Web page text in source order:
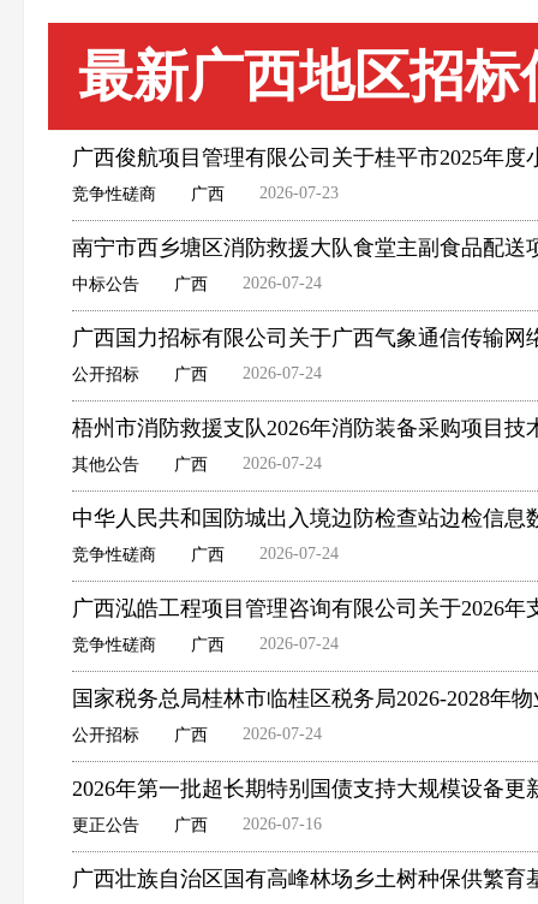
最新广西地区招标
广西俊航项目管理有限公司关于桂平市2025年
竞争性磋商 广西 2026-07-23
南宁市西乡塘区消防救援大队食堂主副食品配送
中标公告 广西 2026-07-24
广西国力招标有限公司关于广西气象通信传输网
公开招标 广西 2026-07-24
梧州市消防救援支队2026年消防装备采购项目技
其他公告 广西 2026-07-24
中华人民共和国防城出入境边防检查站边检信
竞争性磋商 广西 2026-07-24
广西泓皓工程项目管理咨询有限公司关于2026
竞争性磋商 广西 2026-07-24
国家税务总局桂林市临桂区税务局2026-2028年
公开招标 广西 2026-07-24
2026年第一批超长期特别国债支持大规模设备
更正公告 广西 2026-07-16
广西壮族自治区国有高峰林场乡土树种保供繁